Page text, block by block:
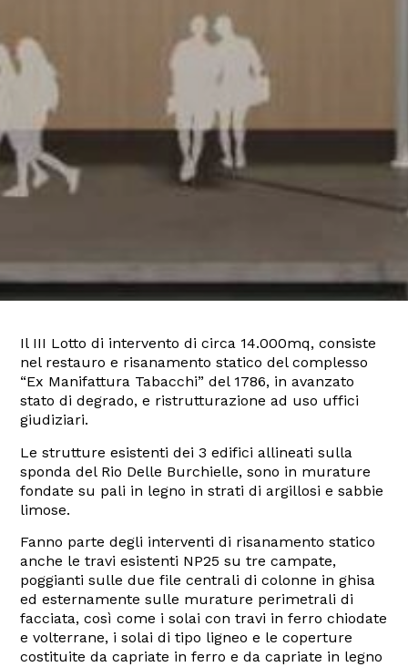
Il III Lotto di intervento di circa 14.000mq, consiste
nel restauro e risanamento statico del complesso
“Ex Manifattura Tabacchi” del 1786, in avanzato
stato di degrado, e ristrutturazione ad uso uffici
giudiziari.
Le strutture esistenti dei 3 edifici allineati sulla
sponda del Rio Delle Burchielle, sono in murature
fondate su pali in legno in strati di argillosi e sabbie
limose.
Fanno parte degli interventi di risanamento statico
anche le travi esistenti NP25 su tre campate,
poggianti sulle due file centrali di colonne in ghisa
ed esternamente sulle murature perimetrali di
facciata, così come i solai con travi in ferro chiodate
e volterrane, i solai di tipo ligneo e le coperture
costituite da capriate in ferro e da capriate in legno